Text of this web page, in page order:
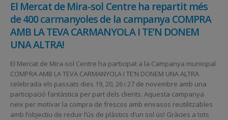
El Mercat de Mira-sol Centre ha repartit més
de 400 carmanyoles de la campanya COMPRA
AMB LA TEVA CARMANYOLA I TE’N DONEM
UNA ALTRA!
El Mercat de Mira-sol Centre ha participat a la Campanya municipal
COMPRA AMB LA TEVA CARMANYOLA I TE’N DONEM UNA ALTRA
celebrada els passats dies 19, 20, 26 i 27 de novembre amb una
participació fantàstica per part dels clients. Aquesta campanya
neix per motivar la compra de frescos amb envasos reutilitzables
amb l’objectiu de reduir l’ús de plàstics d’un sol ús! Gràcies a tots